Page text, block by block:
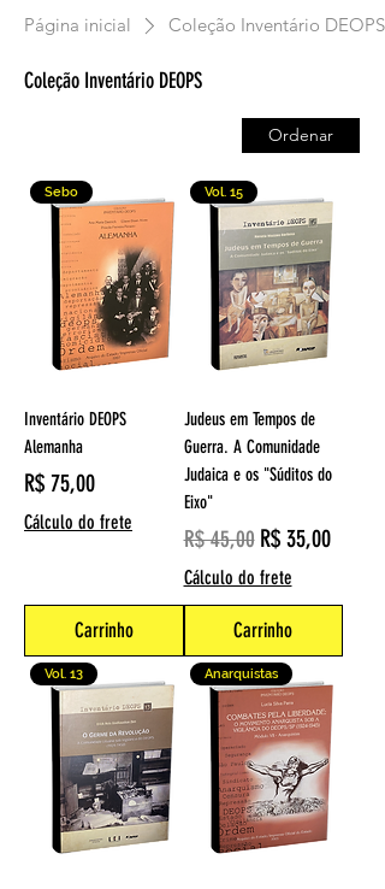
Página inicial Coleção Inventário DEOPS
Coleção Inventário DEOPS
Ordenar
Sebo
Inventário DEOPS
Alemanha
Preço
R$ 75,00
Cálculo do frete
Carrinho
Vol. 15
Judeus em Tempos de
Guerra. A Comunidade
Judaica e os "Súditos do
Eixo"
Preço normal
R$ 45,00 Preço
R$ 35,00
Cálculo do frete
Carrinho
Vol. 13 Anarquistas